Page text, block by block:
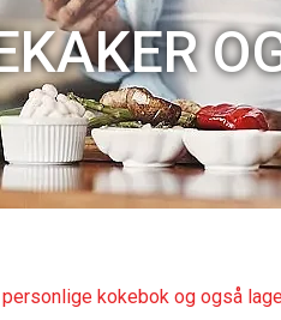
kokebok og også